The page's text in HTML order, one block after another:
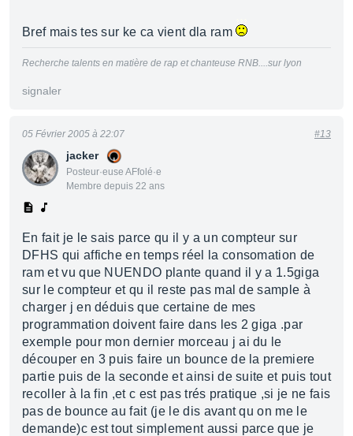
Bref mais tes sur ke ca vient dla ram
Recherche talents en matière de rap et chanteuse RNB....sur lyon
signaler
jacker
Posteur·euse AFfolé·e
Membre depuis 22 ans
05 Février 2005 à 22:07 #13
En fait je le sais parce qu il y a un compteur sur
DFHS qui affiche en temps réel la consomation de
ram et vu que NUENDO plante quand il y a 1.5giga
sur le compteur et qu il reste pas mal de sample à
charger j en déduis que certaine de mes
programmation doivent faire dans les 2 giga .par
exemple pour mon dernier morceau j ai du le
découper en 3 puis faire un bounce de la premiere
partie puis de la seconde et ainsi de suite et puis tout
recoller à la fin ,et c est pas trés pratique ,si je ne fais
pas de bounce au fait (je le dis avant qu on me le
demande)c est tout simplement aussi parce que je